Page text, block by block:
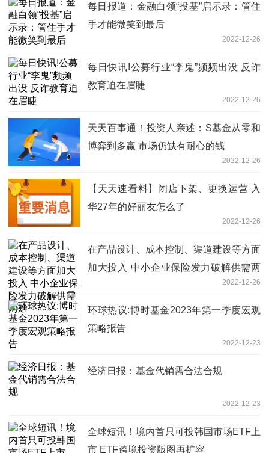
每日报道：金融白领“投基”启示录：管住
手才能微笑到最后
2022-12-26
每日快讯!公募行业“李鬼”频频出没 反诈
教育迫在眉睫
2022-12-26
天天百事通！投资人亲述：S基金从零和
博弈到多赢 市场仍缺有耐心的钱
2022-12-26
【天天速看料】闭店下架、更换运营 入
华27年的好丽友怎么了
2022-12-26
在产品设计、成本控制、渠道建设等方面
加大投入 中小企业保险发力破解供需两
2022-12-26
环球热议:博时基金2023年第一季度宏观
策略报告
2022-12-23
经济日报：基金代销需合法合规
2022-12-23
全球短讯！境内首只可投韩国市场ETF上
市 ETF跨境投资版图再扩容